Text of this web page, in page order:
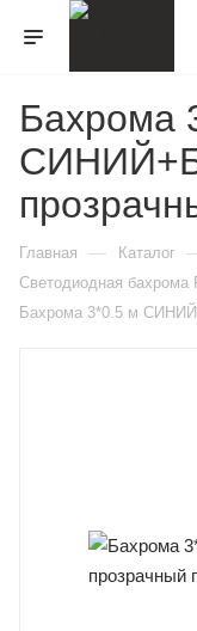
Бахрома
Главная — Каталог
Светодиодная бахрома
Бахрома 3*0.5 м